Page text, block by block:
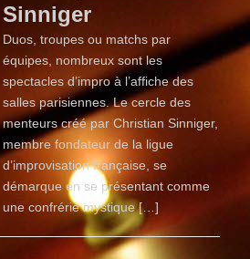
Sinniger
Duos, troupes ou matchs par
équipes, nombreux sont les
spectacles d’impro à l’affiche des
salles parisiennes. Le cercle des
menteurs créé par Christian Sinniger,
membre fondateur de la ligue
d’improvisation française, se
démarque en se présentant comme
une confrérie mystique […]